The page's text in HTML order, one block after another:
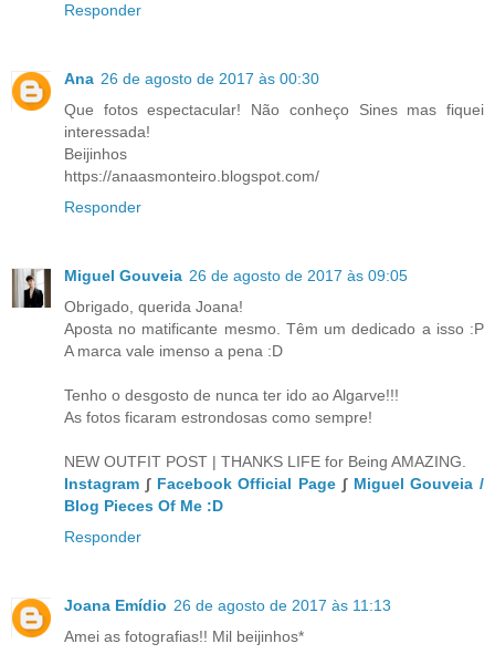
Responder
Ana 26 de agosto de 2017 às 00:30
Que fotos espectacular! Não conheço Sines mas fiquei
interessada!
Beijinhos
https://anaasmonteiro.blogspot.com/
Responder
Miguel Gouveia 26 de agosto de 2017 às 09:05
Obrigado, querida Joana!
Aposta no matificante mesmo. Têm um dedicado a isso :P
A marca vale imenso a pena :D
Tenho o desgosto de nunca ter ido ao Algarve!!!
As fotos ficaram estrondosas como sempre!
NEW OUTFIT POST | THANKS LIFE for Being AMAZING.
Instagram ∫ Facebook Official Page ∫ Miguel Gouveia /
Blog Pieces Of Me :D
Responder
Joana Emídio 26 de agosto de 2017 às 11:13
Amei as fotografias!! Mil beijinhos*